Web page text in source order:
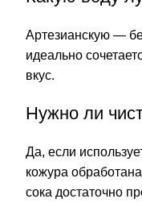
Артезианскую —
идеально
вкус.
Нужно ли
Да, если
кожура
сока достаточно